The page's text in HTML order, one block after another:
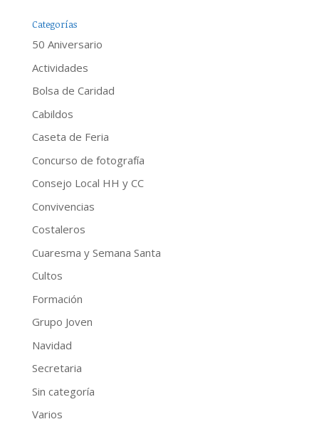
Categorías
50 Aniversario
Actividades
Bolsa de Caridad
Cabildos
Caseta de Feria
Concurso de fotografía
Consejo Local HH y CC
Convivencias
Costaleros
Cuaresma y Semana Santa
Cultos
Formación
Grupo Joven
Navidad
Secretaria
Sin categoría
Varios